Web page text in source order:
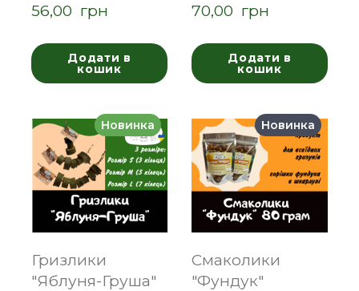
56,00  грн
Додати в
кошик
70,00  грн
Додати в
кошик
Новинка
Гризлики
"Яблуня-Груша"
Новинка
Смаколики
"Фундук"